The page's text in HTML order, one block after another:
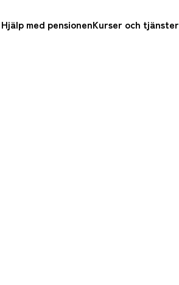
Hjälp med pensionenKurser och tjänster